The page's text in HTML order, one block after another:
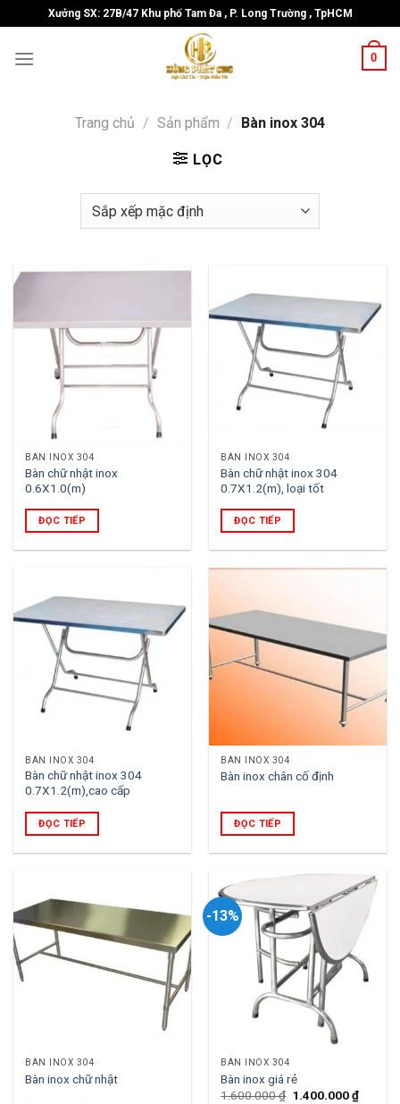
to
content
Xưởng SX: 27B/47 Khu phố Tam Đa , P. Long Trường , TpHCM
0
Trang chủ / Sản phẩm / Bàn inox 304
LỌC
BÀN INOX 304
Bàn chữ nhật inox
0.6X1.0(m)
ĐỌC TIẾP
BÀN INOX 304
Bàn chữ nhật inox 304
0.7X1.2(m), loại tốt
ĐỌC TIẾP
BÀN INOX 304
Bàn chữ nhật inox 304
0.7X1.2(m),cao cấp
ĐỌC TIẾP
BÀN INOX 304
Bàn inox chân cố định
ĐỌC TIẾP
BÀN INOX 304
Bàn inox chữ nhật
-13%
BÀN INOX 304
Bàn inox giá rẻ
1.600.000₫ Giá
1.400.000₫Giá